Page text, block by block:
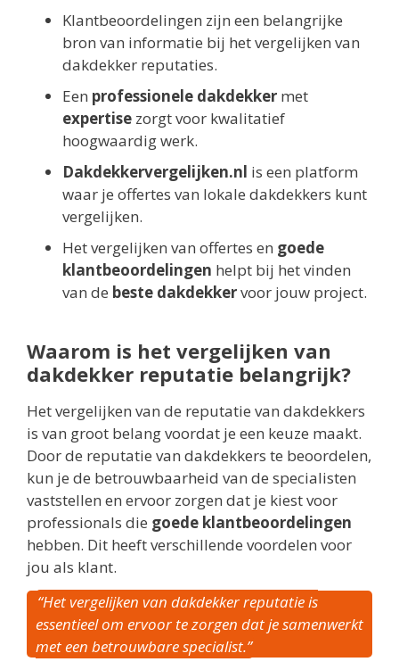
Klantbeoordelingen zijn een belangrijke
bron van informatie bij het vergelijken van
dakdekker reputaties.
Een professionele dakdekker met
expertise zorgt voor kwalitatief
hoogwaardig werk.
Dakdekkervergelijken.nl is een platform
waar je offertes van lokale dakdekkers kunt
vergelijken.
Het vergelijken van offertes en goede
klantbeoordelingen helpt bij het vinden
van de beste dakdekkervoor jouw project.
Waarom is het vergelijken van
dakdekker reputatie belangrijk?
Het vergelijken van de reputatie van dakdekkers
is van groot belang voordat je een keuze maakt.
Door de reputatie van dakdekkers te beoordelen,
kun je de betrouwbaarheid van de specialisten
vaststellen en ervoor zorgen dat je kiest voor
professionals die goede klantbeoordelingen
hebben. Dit heeft verschillende voordelen voor
jou als klant.
“Het vergelijken van dakdekker reputatie is
essentieel om ervoor te zorgen dat je samenwerkt
met een betrouwbare specialist.”